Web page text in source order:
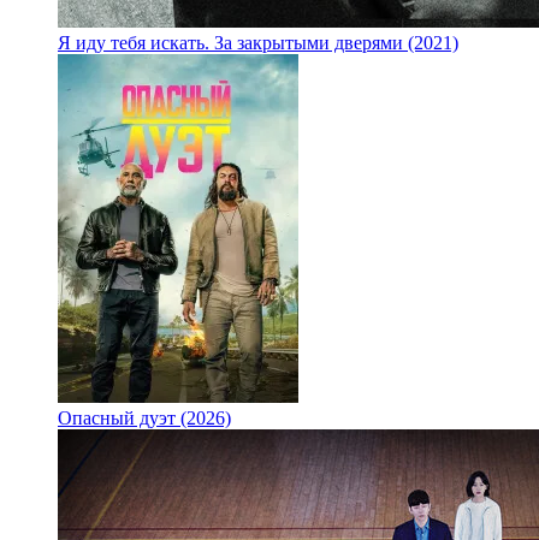
Я иду тебя искать. За закрытыми дверями (2021)
Опасный дуэт (2026)